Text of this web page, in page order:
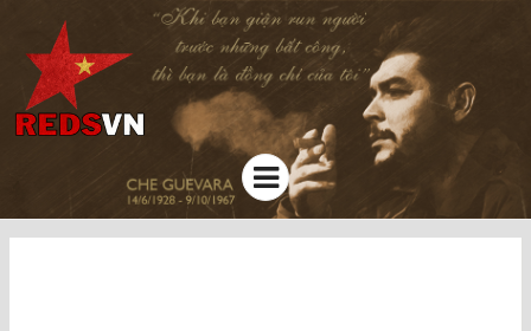
Kênh chia sẻ tri thức cộng đồng
Menu